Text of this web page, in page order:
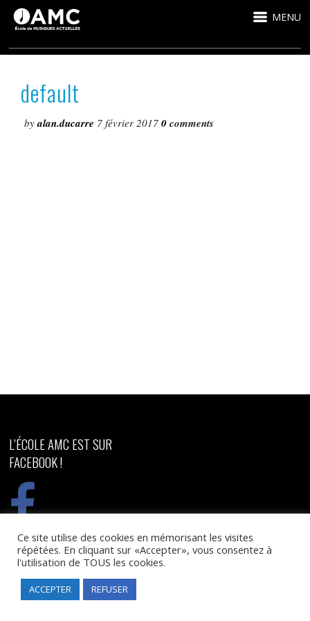
MENU
default
byalan.ducarre 7 février 20170comments
L’ÉCOLE AMC EST SUR
FACEBOOK !
ÉCOLE DE MUSIQUE AMC
243 ter avenue Raymond
Poincaré
AMC MANAGEMENT
Ce site utilise des cookies en mémorisant les visites
répétées. En cliquant sur «Accepter», vous consentez à
l'utilisation de TOUS les cookies.
ACCEPTER REFUSER